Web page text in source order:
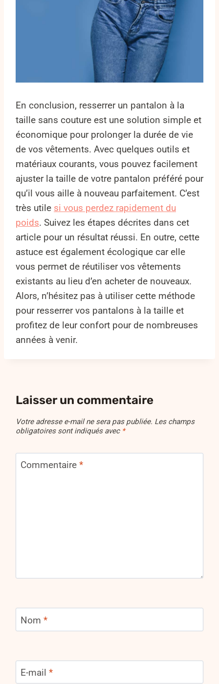
En conclusion, resserrer un pantalon à la
taille sans couture est une solution simple et
économique pour prolonger la durée de vie
de vos vêtements. Avec quelques outils et
matériaux courants, vous pouvez facilement
ajuster la taille de votre pantalon préféré pour
qu’il vous aille à nouveau parfaitement. C’est
très utile si vous perdez rapidement du
poids. Suivez les étapes décrites dans cet
article pour un résultat réussi. En outre, cette
astuce est également écologique car elle
vous permet de réutiliser vos vêtements
existants au lieu d’en acheter de nouveaux.
Alors, n’hésitez pas à utiliser cette méthode
pour resserrer vos pantalons à la taille et
profitez de leur confort pour de nombreuses
années à venir.
Laisser un commentaire
Votre adresse e-mail ne sera pas publiée. Les champs
obligatoires sont indiqués avec *
Commentaire *
Nom *
E-mail *